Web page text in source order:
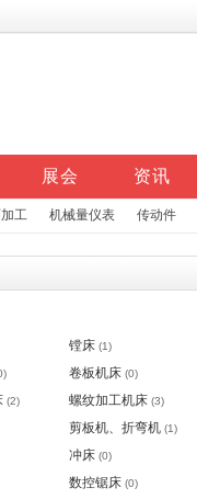
展会 资讯
工 机械量仪表 传动件
镗床 (1)
卷板机床 (0)
(2) 螺纹加工机床 (3)
剪板机、折弯机 (1)
冲床 (0)
数控锯床 (0)